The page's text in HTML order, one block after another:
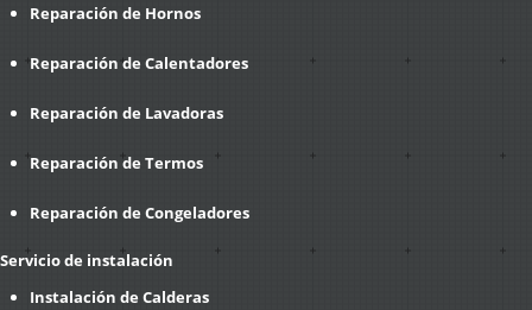
Reparación de Hornos
Reparación de Calentadores
Reparación de Lavadoras
Reparación de Termos
Reparación de Congeladores
Servicio de instalación
Instalación de Calderas